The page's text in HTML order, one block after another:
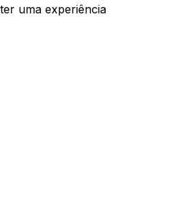
uma experiência